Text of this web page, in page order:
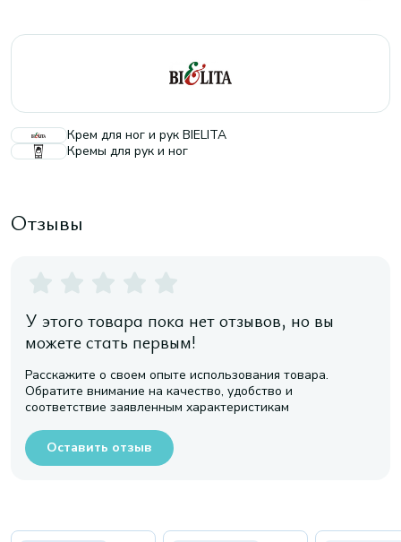
Крем для ног и рук BIELITA
Кремы для рук и ног
Отзывы
У этого товара пока нет отзывов, но вы
можете стать первым!
Расскажите о своем опыте использования товара.
Обратите внимание на качество, удобство и
соответствие заявленным характеристикам
Оставить отзыв